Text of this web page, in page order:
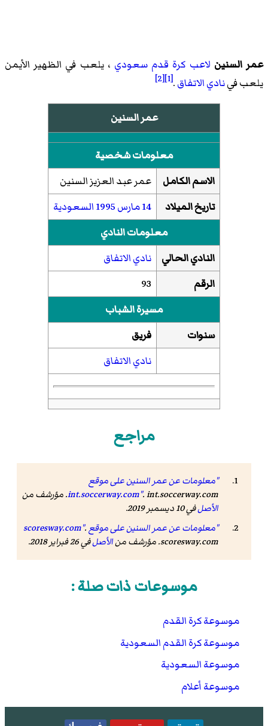
عمر السنين لاعب كرة قدم سعودي ، يلعب في الظهير الأيمن
يلعب فينادي الاتفاق.
[1]
[2]
عمر السنين
معلومات شخصية
الاسم الكامل
عمر عبد العزيز السنين
تاريخ الميلاد
14 مارس 1995السعودية
معلومات النادي
النادي الحالي
نادي الاتفاق
الرقم
93
مسيرة الشباب
سنوات
فريق
نادي الاتفاق
مراجع
"معلومات عن عمر السنين على موقع
int.soccerway.com". int.soccerway.com. مؤرشف من
الأصلفي 10 ديسمبر 2019.
"معلومات عن عمر السنين على موقع scoresway.com".
scoresway.com. مؤرشف من
الأصلفي 26 فبراير 2018.
موسوعات ذات صلة :
موسوعة كرة القدم
موسوعة كرة القدم السعودية
موسوعة السعودية
موسوعة أعلام